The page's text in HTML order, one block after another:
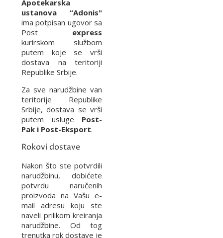
Apotekarska
ustanova “Adonis"
ima potpisan ugovor sa
Post express
kurirskom službom
putem koje se vrši
dostava na teritoriji
Republike Srbije.
Za sve narudžbine van
teritorije Republike
Srbije, dostava se vrši
putem usluge Post-
Pak i Post-Eksport.
Rokovi dostave
Nakon što ste potvrdili
narudžbinu, dobićete
potvrdu naručenih
proizvoda na Vašu e-
mail adresu koju ste
naveli prilikom kreiranja
narudžbine. Od tog
trenutka rok dostave je